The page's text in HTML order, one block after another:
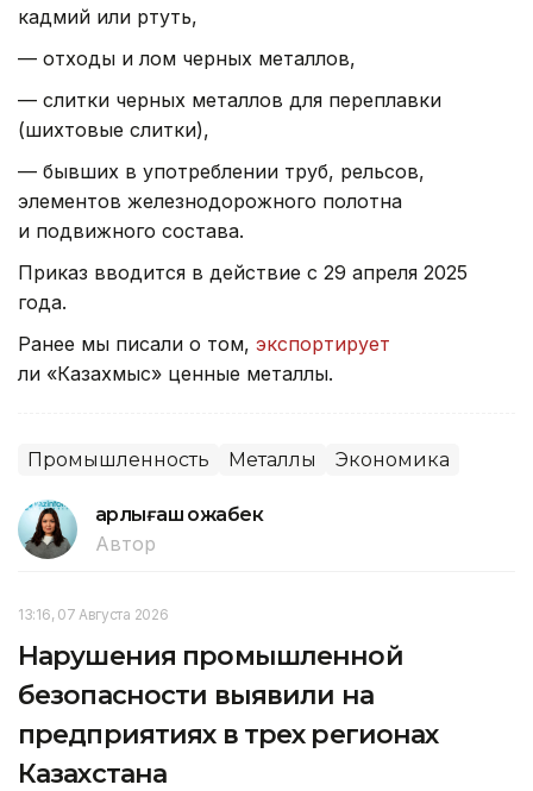
кадмий или ртуть,
— отходы и лом черных металлов,
— слитки черных металлов для переплавки
(шихтовые слитки),
— бывших в употреблении труб, рельсов,
элементов железнодорожного полотна
и подвижного состава.
Приказ вводится в действие с 29 апреля 2025
года.
Ранее мы писали о том, экспортирует
ли «Казахмыс» ценные металлы.
Промышленность Металлы Экономика
Қарлығаш Қожабек
Автор
13:16, 07 Августа 2026
Нарушения промышленной
безопасности выявили на
предприятиях в трех регионах
Казахстана